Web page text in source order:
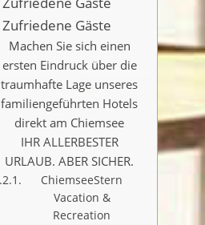
Zufriedene Gäste
Machen Sie sich einen
ersten Eindruck über die
traumhafte Lage unseres
familiengeführten Hotels
direkt am Chiemsee
IHR ALLERBESTER
URLAUB. ABER SICHER.
ChiemseeStern
Vacation &
Recreation